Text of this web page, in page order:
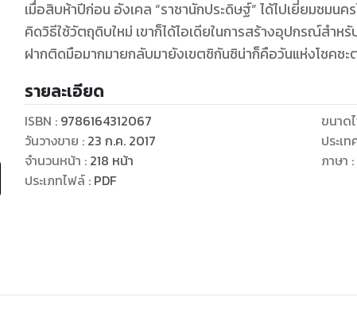
เมื่อสิบห้าปีก่อน อังเคล “ราชานักประดิษฐ์” ได้ไปเยี่ยมชมน
คิดวิธีใช้วัตถุดิบใหม่ เขาก็ได้ไอเดียในการสร้างอุปกรณ์สำห
ฝากติดมือมากมายกลับมายังเขตชิกันชิน่าก็คือวันแห่งโชคชะ
รายละเอียด
ISBN : 9786164312067
วันวางขาย : 23 ก.ค. 2017
จำนวนหน้า : 218 หน้า
ประเภทไฟล์: PDF
ขนาด
ประเท
ภาษา :